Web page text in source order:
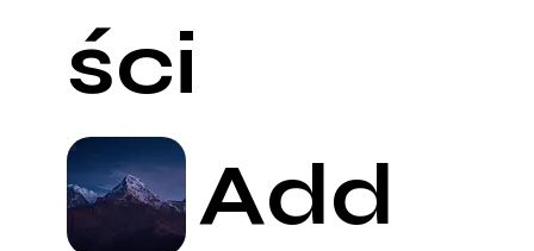
ści
Add